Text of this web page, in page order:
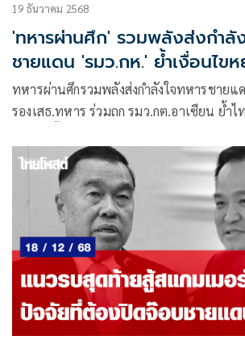
19 ธันวาคม 2568
'ทหารผ่านศึก' รวมพลังส่งกำลั
ชายแดน 'รมว.กห.' ย้ำเงื่อนไข
ทหารผ่านศึกรวมพลังส่งกำลังใจทหารชายแ
รองเสธ.ทหาร ร่วมถก รมว.กต.อาเซียน ย้ำ
ประณามปมวางทุ่นระเบิด